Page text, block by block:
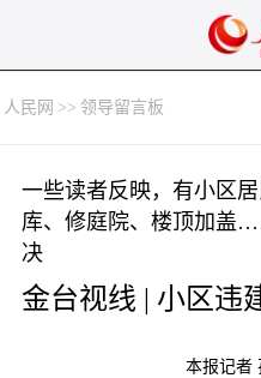
人民网 >> 领导留言板
一些读者反映，有小区
库、修庭院、楼顶加盖
决
金台视线 | 小区违
本报记者